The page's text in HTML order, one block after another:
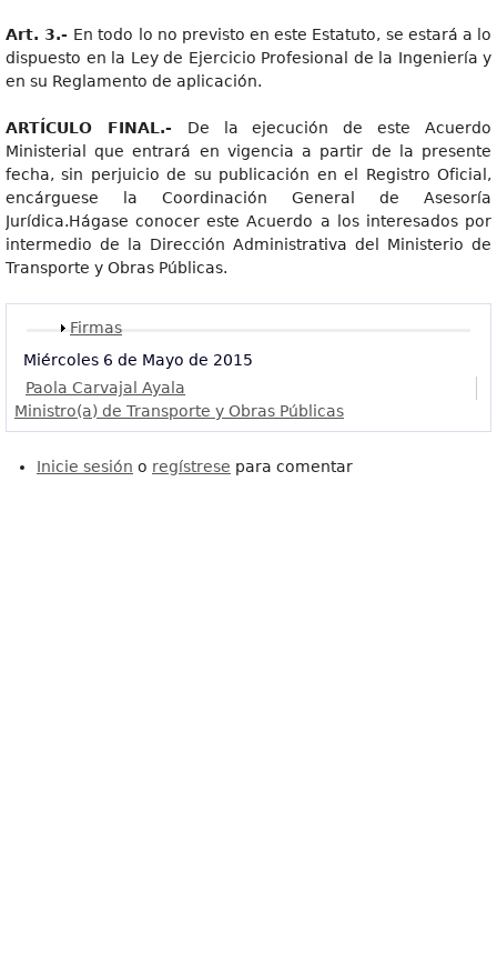
Art. 3.- En todo lo no previsto en este Estatuto, se estará a lo
dispuesto en la Ley de Ejercicio Profesional de la Ingeniería y
en su Reglamento de aplicación.
ARTÍCULO FINAL.- De la ejecución de este Acuerdo
Ministerial que entrará en vigencia a partir de la presente
fecha, sin perjuicio de su publicación en el Registro Oficial,
encárguese la Coordinación General de Asesoría
Jurídica.Hágase conocer este Acuerdo a los interesados por
intermedio de la Dirección Administrativa del Ministerio de
Transporte y Obras Públicas.
Mostrar
Firmas
Miércoles 6 de Mayo de 2015
Paola Carvajal Ayala
Ministro(a) de Transporte y Obras Públicas
Inicie sesión o regístrese para comentar